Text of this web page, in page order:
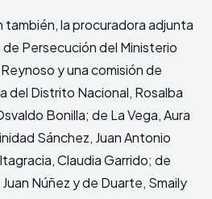
también, la procuradora adjunta
Persecución del Ministerio
y una comisión de
del Distrito Nacional, Rosalba
Bonilla; de La Vega, Aura
Sánchez, Juan Antonio
Claudia Garrido; de
Núñez y de Duarte, Smaily